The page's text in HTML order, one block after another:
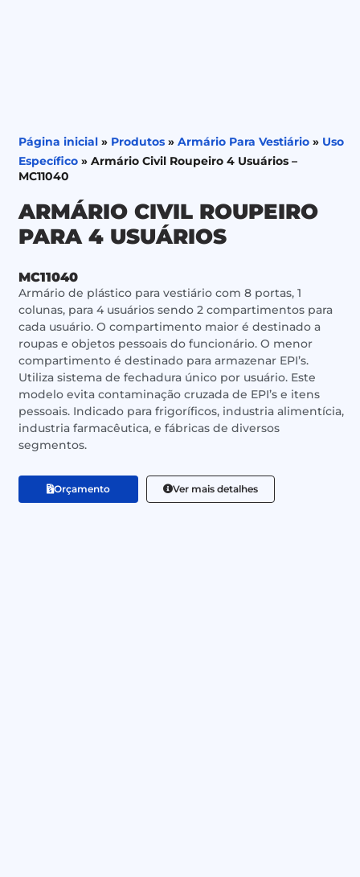
Página inicial » Produtos » Armário Para Vestiário » Uso
Específico » Armário Civil Roupeiro 4 Usuários –
MC11040
ARMÁRIO CIVIL ROUPEIRO
PARA 4 USUÁRIOS
MC11040
Armário de plástico para vestiário com 8 portas, 1
colunas, para 4 usuários sendo 2 compartimentos para
cada usuário. O compartimento maior é destinado a
roupas e objetos pessoais do funcionário. O menor
compartimento é destinado para armazenar EPI’s.
Utiliza sistema de fechadura único por usuário. Este
modelo evita contaminação cruzada de EPI’s e itens
pessoais. Indicado para frigoríficos, industria alimentícia,
industria farmacêutica, e fábricas de diversos
segmentos.
Orçamento Ver mais detalhes